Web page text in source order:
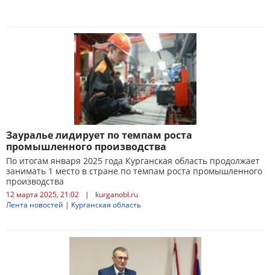
Зауралье лидирует по темпам роста
промышленного производства
По итогам января 2025 года Курганская область продолжает
занимать 1 место в стране по темпам роста промышленного
производства
12 марта 2025, 21:02 |
kurganobl.ru
Лента новостей | Курганская область